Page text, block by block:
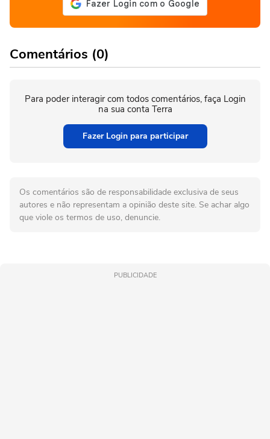
Comentários (0)
Para poder interagir com todos comentários, faça Login
na sua conta Terra
Fazer Login para participar
Os comentários são de responsabilidade exclusiva de seus
autores e não representam a opinião deste site. Se achar algo
que viole os termos de uso, denuncie.
PUBLICIDADE